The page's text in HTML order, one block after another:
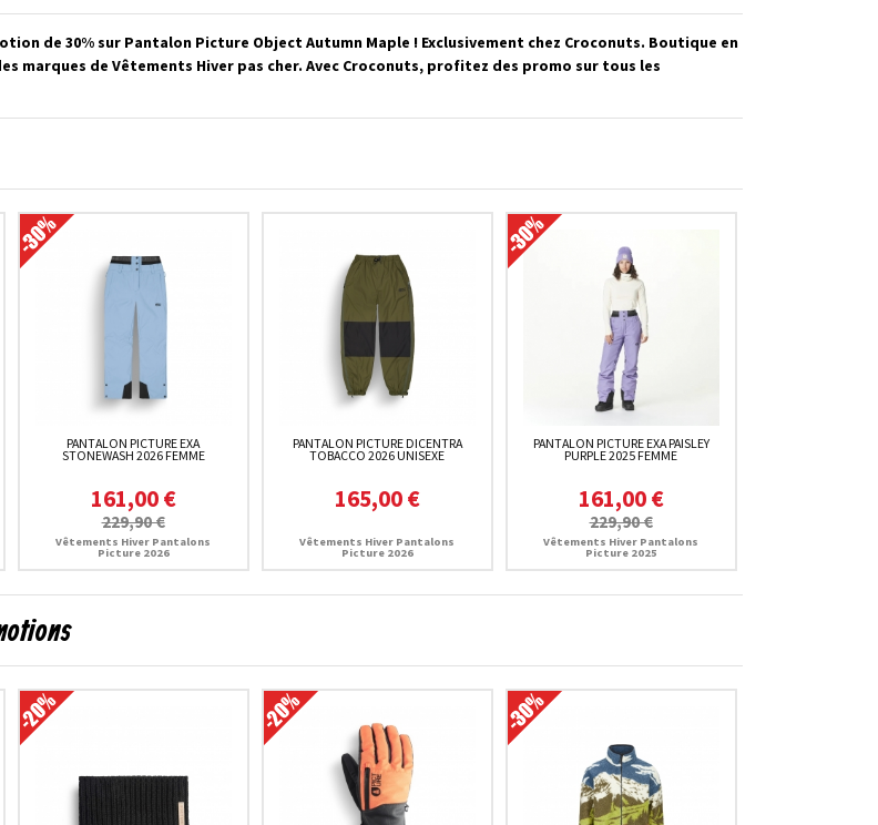
de 30% sur Pantalon Picture Object Autumn Maple ! Exclusivement chez Croconuts. Boutique en
marques de Vêtements Hiver pas cher. Avec Croconuts, profitez des promo sur tous les
PANTALON PICTURE EXA
STONEWASH 2026 FEMME
161,00 €
229,90 €
Vêtements Hiver Pantalons
Picture 2026
PANTALON PICTURE DICENTRA
TOBACCO 2026 UNISEXE
165,00 €
Vêtements Hiver Pantalons
Picture 2026
PANTALON PICTURE EXA PAISLEY
PURPLE 2025 FEMME
161,00 €
229,90 €
Vêtements Hiver Pantalons
Picture 2025